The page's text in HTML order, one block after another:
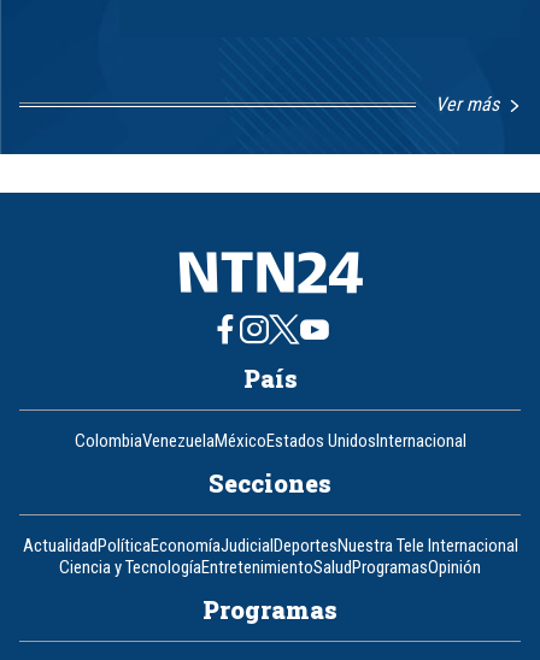
Ver más
1
8
País
ColombiaVenezuelaMéxicoEstados UnidosInternacional
Secciones
ActualidadPolíticaEconomíaJudicialDeportesNuestra Tele Internacional
Ciencia y TecnologíaEntretenimientoSaludProgramasOpinión
Programas